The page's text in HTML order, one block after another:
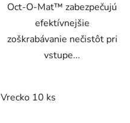
Oct-O-Mat™ zabezpečujú
efektívnejšie
zoškrabávanie nečistôt pri
vstupe...
Vrecko 10 ks